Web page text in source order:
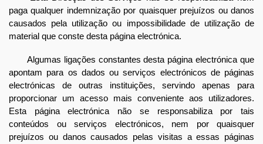
paga qualquer indemnização por quaisquer prejuízos ou danos
causados pela utilização ou impossibilidade de utilização de
material que conste desta página electrónica.
Algumas ligações constantes desta página electrónica que
apontam para os dados ou serviços electrónicos de páginas
electrónicas de outras instituições, servindo apenas para
proporcionar um acesso mais conveniente aos utilizadores.
Esta página electrónica não se responsabiliza por tais
conteúdos ou serviços electrónicos, nem por quaisquer
prejuízos ou danos causados pelas visitas a essas páginas